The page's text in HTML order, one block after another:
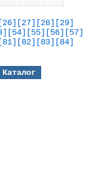
[26] [27] [28] [29]
[54] [55] [56] [57]
[81] [82] [83] [84]